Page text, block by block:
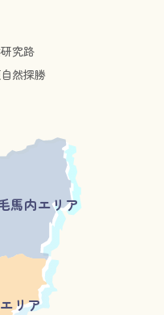
究路
然探勝
湯 ・ 毛馬内エリア
沢エリア